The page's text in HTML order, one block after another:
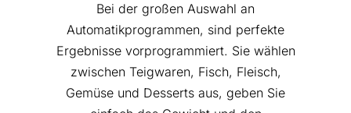
Bei der großen Auswahl an
Automatikprogrammen, sind perfekte
Ergebnisse vorprogrammiert. Sie wählen
zwischen Teigwaren, Fisch, Fleisch,
Gemüse und Desserts aus, geben Sie